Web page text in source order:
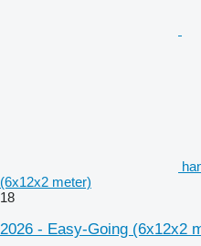
(6x12x2 meter)
18
2026 - Easy-Going (6x12x2